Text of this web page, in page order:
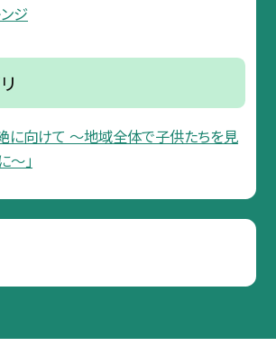
ジ
に向けて 〜地域全体で子供たちを見
〜」